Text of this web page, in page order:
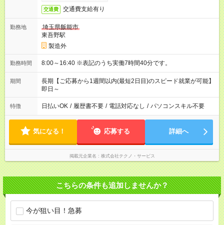
交通費 交通費支給有り
勤務地
埼玉県飯能市
東吾野駅
製造外
勤務時間 8:00～16:40 ※表記のうち実働7時間40分です。
期間
長期【ご応募から1週間以内(最短2日目)のスピード就業が可能】
即日～
特徴 日払いOK / 履歴書不要 / 電話対応なし / パソコンスキル不要
気になる！ 応募する 詳細へ
掲載元企業名 株式会社テクノ・サービス
こちらの条件も追加しませんか？
今が狙い目！急募